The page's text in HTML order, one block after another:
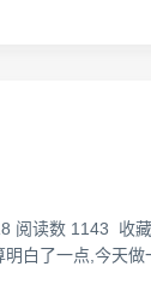
读数 1143 收
白了一点,今天